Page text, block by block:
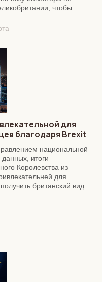
чтобы
для
благодаря Brexit
национальной
итоги
Королевства из
для
британский вид